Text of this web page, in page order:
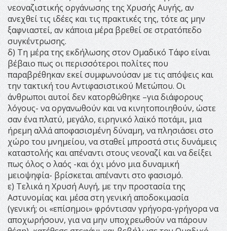
νεοναζιστικής οργάνωσης της Χρυσής Αυγής, αν
ανεχθεί τις ιδέες και τις πρακτικές της, τότε ας μην
ξαφνιαστεί, αν κάποια μέρα βρεθεί σε στρατόπεδο
συγκέντρωσης.
δ) Τη μέρα της εκδήλωσης στον Ομαδικό Τάφο είναι
βέβαιο πως οι περισσότεροι πολίτες που
παραβρέθηκαν εκεί συμφωνούσαν με τις απόψεις και
την τακτική του Αντιφασιστικού Μετώπου. Οι
άνθρωποι αυτοί δεν κατορθώθηκε –για διάφορους
λόγους- να οργανωθούν και να κινητοποιηθούν, ώστε
σαν ένα πλατύ, μεγάλο, ειρηνικό λαϊκό ποτάμι, μια
ήρεμη αλλά αποφασισμένη δύναμη, να πλησιάσει στο
χώρο του μνημείου, να σταθεί μπροστά στις δυνάμεις
καταστολής και απέναντι στους νεοναζί και να δείξει
πως όλος ο λαός -και όχι μόνο μια δυναμική
μειοψηφία- βρίσκεται απέναντι στο φασισμό.
ε) Τελικά η Χρυσή Αυγή, με την προστασία της
Αστυνομίας και μέσα στη γενική αποδοκιμασία
(γενική; οι «επίσημοι» φρόντισαν γρήγορα-γρήγορα να
αποχωρήσουν, για να μην υποχρεωθούν να πάρουν